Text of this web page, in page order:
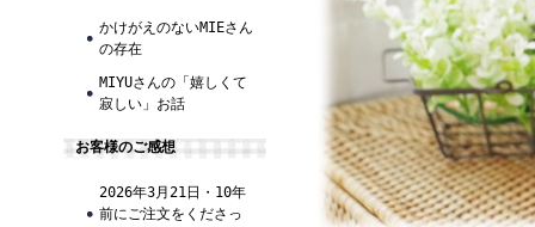
かけがえのないMIEさん
の存在
MIYUさんの「嬉しくて
寂しい」お話
お客様のご感想
2026年3月21日・10年
前にご注文をくださっ